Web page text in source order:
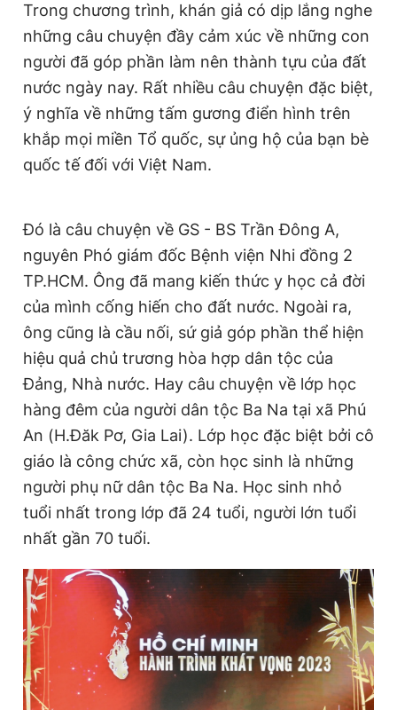
Trong chương trình, khán giả có dịp lắng nghe
những câu chuyện đầy cảm xúc về những con
người đã góp phần làm nên thành tựu của đất
nước ngày nay. Rất nhiều câu chuyện đặc biệt,
ý nghĩa về những tấm gương điển hình trên
khắp mọi miền Tổ quốc, sự ủng hộ của bạn bè
quốc tế đối với Việt Nam.
Đó là câu chuyện về GS - BS Trần Đông A,
nguyên Phó giám đốc Bệnh viện Nhi đồng 2
TP.HCM. Ông đã mang kiến thức y học cả đời
của mình cống hiến cho đất nước. Ngoài ra,
ông cũng là cầu nối, sứ giả góp phần thể hiện
hiệu quả chủ trương hòa hợp dân tộc của
Đảng, Nhà nước. Hay câu chuyện về lớp học
hàng đêm của người dân tộc Ba Na tại xã Phú
An (H.Đăk Pơ, Gia Lai). Lớp học đặc biệt bởi cô
giáo là công chức xã, còn học sinh là những
người phụ nữ dân tộc Ba Na. Học sinh nhỏ
tuổi nhất trong lớp đã 24 tuổi, người lớn tuổi
nhất gần 70 tuổi.